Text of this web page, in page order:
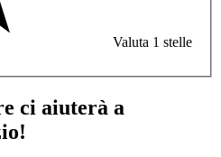
Valuta 1 stelle
ci aiuterà a